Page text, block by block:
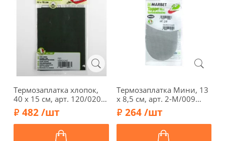
Термозаплатка хлопок,
40 х 15 см, арт. 120/020,
темно-зеленый
482 /шт
Термозаплатка Мини, 13
х 8,5 см, арт. 2-М/009
(светло-серый)
264 /шт